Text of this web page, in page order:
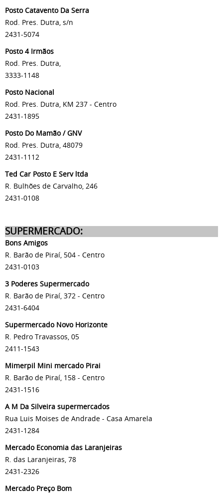
Posto Catavento Da Serra
Rod. Pres. Dutra, s/n
2431-5074
Posto 4 Irmãos
Rod. Pres. Dutra,
3333-1148
Posto Nacional
Rod. Pres. Dutra, KM 237 - Centro
2431-1895
Posto Do Mamão / GNV
Rod. Pres. Dutra, 48079
2431-1112
Ted Car Posto E Serv ltda
R. Bulhões de Carvalho, 246
2431-0108
SUPERMERCADO:
Bons Amigos
R. Barão de Piraí, 504 - Centro
2431-0103
3 Poderes Supermercado
R. Barão de Piraí, 372 - Centro
2431-6404
Supermercado Novo Horizonte
R. Pedro Travassos, 05
2411-1543
Mimerpil Mini mercado Pirai
R. Barão de Piraí, 158 - Centro
2431-1516
A M Da Silveira supermercados
Rua Luis Moises de Andrade - Casa Amarela
2431-1284
Mercado Economia das Laranjeiras
R. das Laranjeiras, 78
2431-2326
Mercado Preço Bom